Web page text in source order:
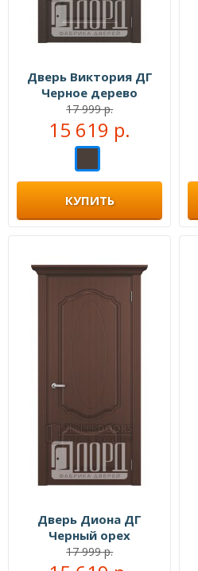
Дверь Виктория ДГ
Черное дерево
17 999 р.
15 619 р.
КУПИТЬ
Дверь Диона ДГ
Черный орех
17 999 р.